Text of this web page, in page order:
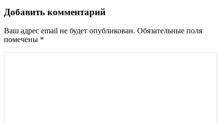
Добавить комментарий
Ваш адрес email не будет опубликован. Обязательные поля
помечены *